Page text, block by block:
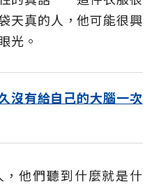
天真的人，他可能很興
光。
沒有給自己的大腦一次
他們聽到什麼就是什